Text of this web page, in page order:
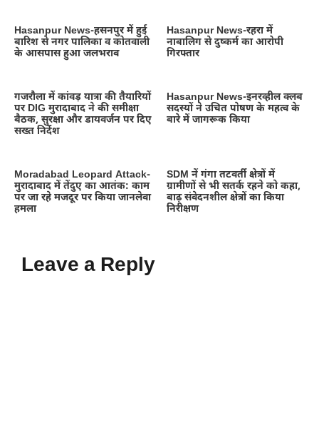
Hasanpur News-हसनपुर में हुई
बारिश से नगर पालिका व कोतवाली
के आसपास हुआ जलभराव
Hasanpur News-रहरा में
नाबालिग से दुष्कर्म का आरोपी
गिरफ्तार
गजरौला में कांवड़ यात्रा की तैयारियों
पर DIG मुरादाबाद ने की समीक्षा
बैठक, सुरक्षा और डायवर्जन पर दिए
सख्त निर्देश
Hasanpur News-इनरव्हील क्लब
सदस्यों ने उचित पोषण के महत्व के
बारे में जागरूक किया
Moradabad Leopard Attack-
मुरादाबाद में तेंदुए का आतंक: काम
पर जा रहे मजदूर पर किया जानलेवा
हमला
SDM नें गंगा तटवर्ती क्षेत्रों में
ग्रामीणों से भी सतर्क रहने को कहा,
बाढ़ संवेदनशील क्षेत्रों का किया
निरीक्षण
Leave a Reply